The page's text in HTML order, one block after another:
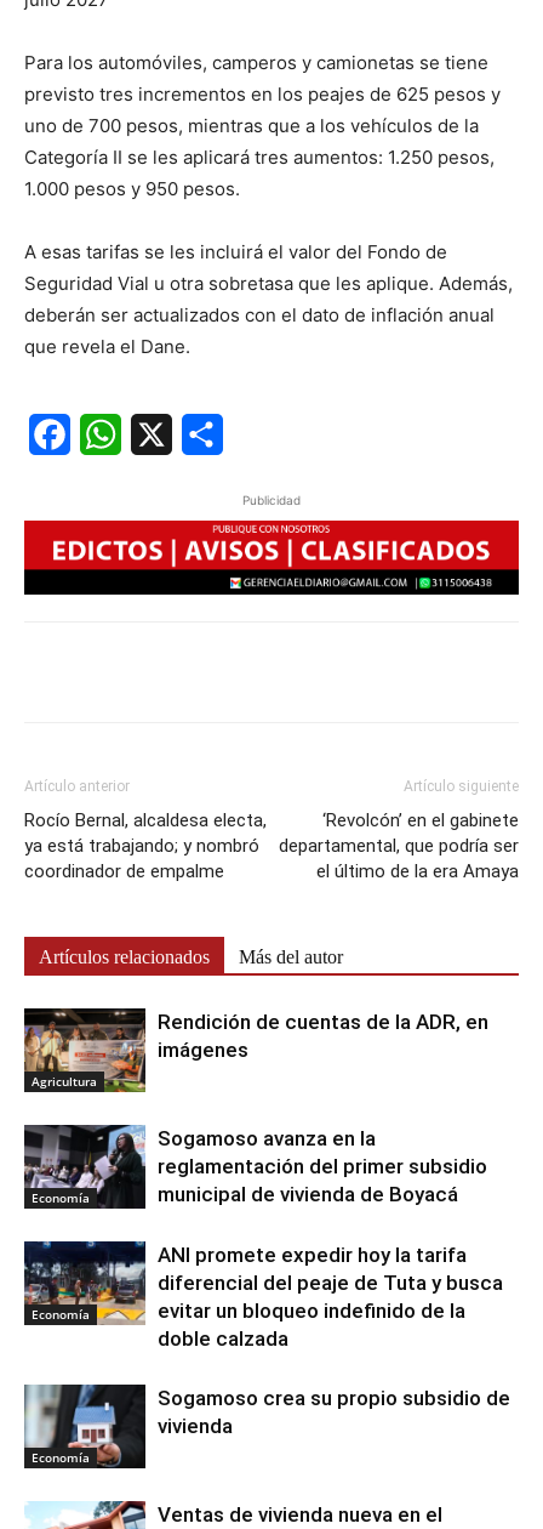
Para los automóviles, camperos y camionetas se tiene
previsto tres incrementos en los peajes de 625 pesos y
uno de 700 pesos, mientras que a los vehículos de la
Categoría II se les aplicará tres aumentos: 1.250 pesos,
1.000 pesos y 950 pesos.
A esas tarifas se les incluirá el valor del Fondo de
Seguridad Vial u otra sobretasa que les aplique. Además,
deberán ser actualizados con el dato de inflación anual
que revela el Dane.
FacebookWhatsApp
Publicidad
Artículo anterior
Rocío Bernal, alcaldesa electa,
ya está trabajando; y nombró
coordinador de empalme
Artículo siguiente
‘Revolcón’ en el gabinete
departamental, que podría ser
el último de la era Amaya
Artículos relacionados Más del autor
Agricultura
Rendición de cuentas de la ADR, en
imágenes
Economía
Sogamoso avanza en la
reglamentación del primer subsidio
municipal de vivienda de Boyacá
Economía
ANI promete expedir hoy la tarifa
diferencial del peaje de Tuta y busca
evitar un bloqueo indefinido de la
doble calzada
Economía
Sogamoso crea su propio subsidio de
vivienda
Ventas de vivienda nueva en el